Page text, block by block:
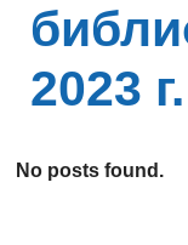
2023 г.
No posts found.